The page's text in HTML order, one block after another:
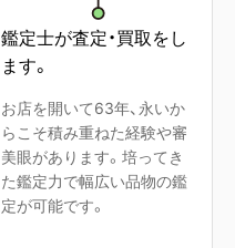
鑑定士が査定・買取をし
ます。
お店を開いて63年、永いか
らこそ積み重ねた経験や審
美眼があります。培ってき
た鑑定力で幅広い品物の鑑
定が可能です。